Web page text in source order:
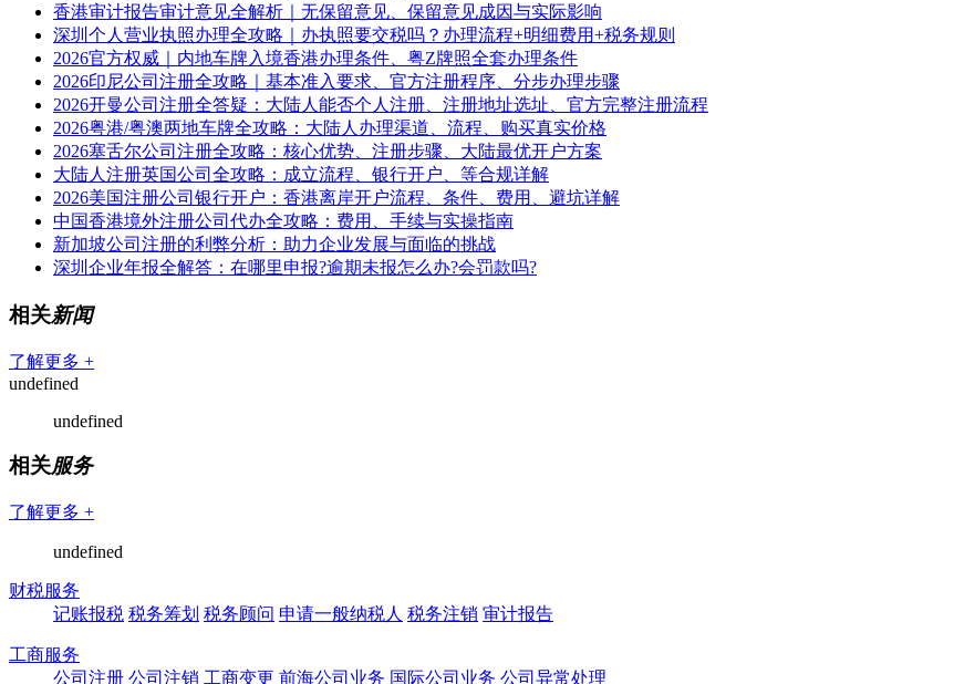
香港审计报告审计意见全解析｜无保留意见、保留意见成因与实际影响
深圳个人营业执照办理全攻略｜办执照要交税吗？办理流程+明细费用+税务规则
2026官方权威｜内地车牌入境香港办理条件、粤Z牌照全套办理条件
2026印尼公司注册全攻略｜基本准入要求、官方注册程序、分步办理步骤
2026开曼公司注册全答疑：大陆人能否个人注册、注册地址选址、官方完整注册流程
2026粤港/粤澳两地车牌全攻略：大陆人办理渠道、流程、购买真实价格
2026塞舌尔公司注册全攻略：核心优势、注册步骤、大陆最优开户方案
大陆人注册英国公司全攻略：成立流程、银行开户、等合规详解
2026美国注册公司银行开户：香港离岸开户流程、条件、费用、避坑详解
中国香港境外注册公司代办全攻略：费用、手续与实操指南
新加坡公司注册的利弊分析：助力企业发展与面临的挑战
深圳企业年报全解答：在哪里申报?逾期未报怎么办?会罚款吗?
相关新闻
了解更多 +
undefined
undefined
相关服务
了解更多 +
undefined
财税服务
记账报税 税务筹划 税务顾问 申请一般纳税人 税务注销 审计报告
工商服务
公司注册 公司注销 工商变更 前海公司业务 国际公司业务 公司异常处理